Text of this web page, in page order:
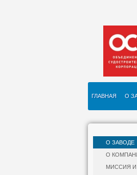
ГЛАВНАЯ О
О ЗАВОДЕ
О
МИССИЯ И